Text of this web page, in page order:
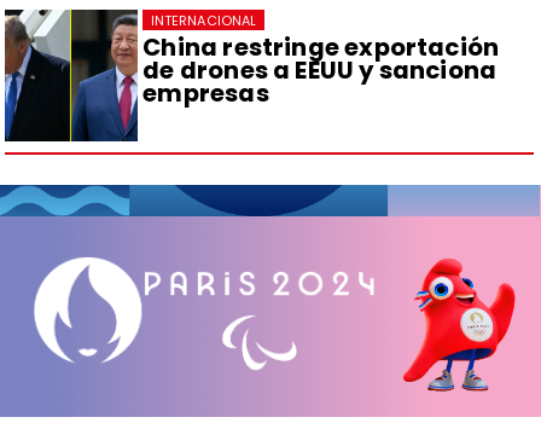
China restringe exportación
de drones a EEUU y sanciona
empresas
INTERNACIONAL